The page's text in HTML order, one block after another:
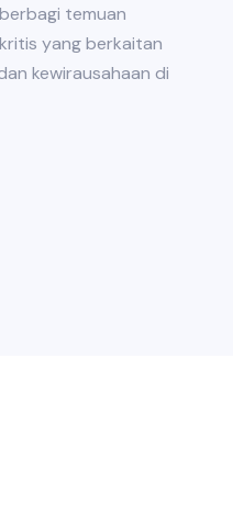
temuan
yang berkaitan
kewirausahaan di